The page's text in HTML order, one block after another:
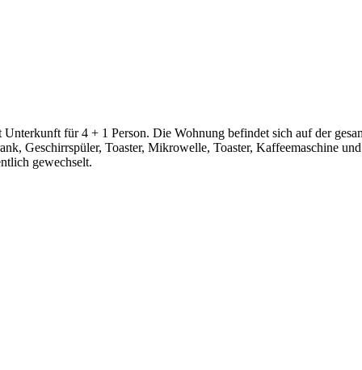
für 4 + 1 Person. Die Wohnung befindet sich auf der
Geschirrspüler, Toaster, Mikrowelle, Toaster, Kaffeemaschine
gewechselt.